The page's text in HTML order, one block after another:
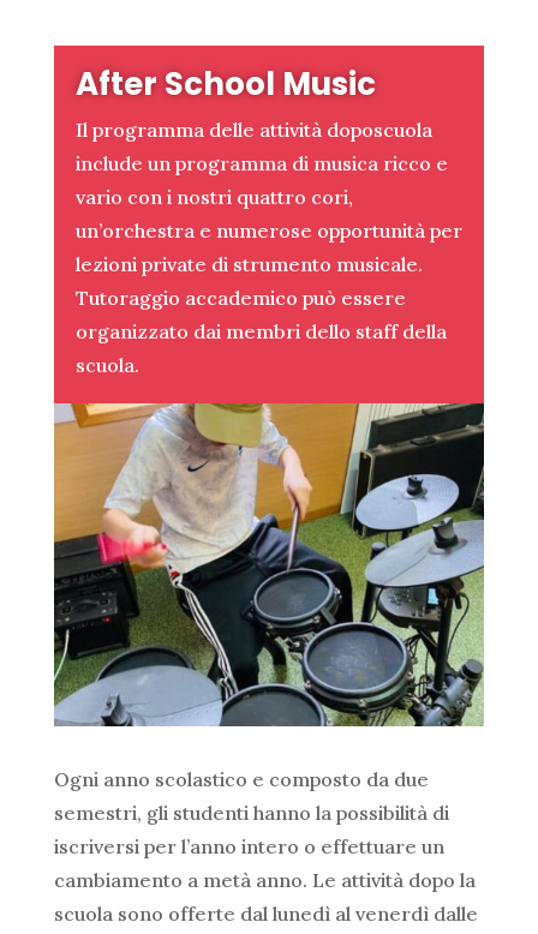
After School Music
Il programma delle attività doposcuola
include un programma di musica ricco e
vario con i nostri quattro cori,
un’orchestra e numerose opportunità per
lezioni private di strumento musicale.
Tutoraggio accademico può essere
organizzato dai membri dello staff della
scuola.
Ogni anno scolastico e composto da due
semestri, gli studenti hanno la possibilità di
iscriversi per l’anno intero o effettuare un
cambiamento a metà anno. Le attività dopo la
scuola sono offerte dal lunedì al venerdì dalle